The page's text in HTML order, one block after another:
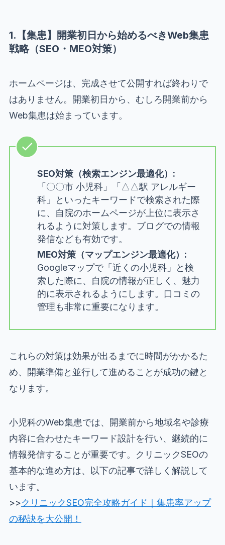
1.【集患】開業初日から始めるべきWeb集患
戦略（SEO・MEO対策）
ホームページは、完成させて公開すれば終わりで
はありません。開業初日から、むしろ開業前から
Web集患は始まっています。
SEO対策（検索エンジン最適化）:
「〇〇市 小児科」「△△駅 アレルギー
科」といったキーワードで検索された際
に、自院のホームページが上位に表示さ
れるように対策します。ブログでの情報
発信なども有効です。
MEO対策（マップエンジン最適化）:
Googleマップで「近くの小児科」と検
索した際に、自院の情報が正しく、魅力
的に表示されるようにします。口コミの
管理も非常に重要になります。
これらの対策は効果が出るまでに時間がかかるた
め、開業準備と並行して進めることが成功の鍵と
なります。
小児科のWeb集患では、開業前から地域名や診療
内容に合わせたキーワード設計を行い、継続的に
情報発信することが重要です。クリニックSEOの
基本的な進め方は、以下の記事で詳しく解説して
います。
>>クリニックSEO完全攻略ガイド｜集患率アップ
の秘訣を大公開！